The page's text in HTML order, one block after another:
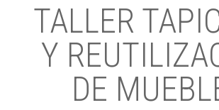
TALLER
Y
DE